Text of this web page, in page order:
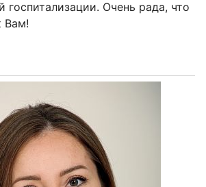
госпитализации. Очень рада, что
Вам!